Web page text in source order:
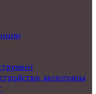
аксессуары